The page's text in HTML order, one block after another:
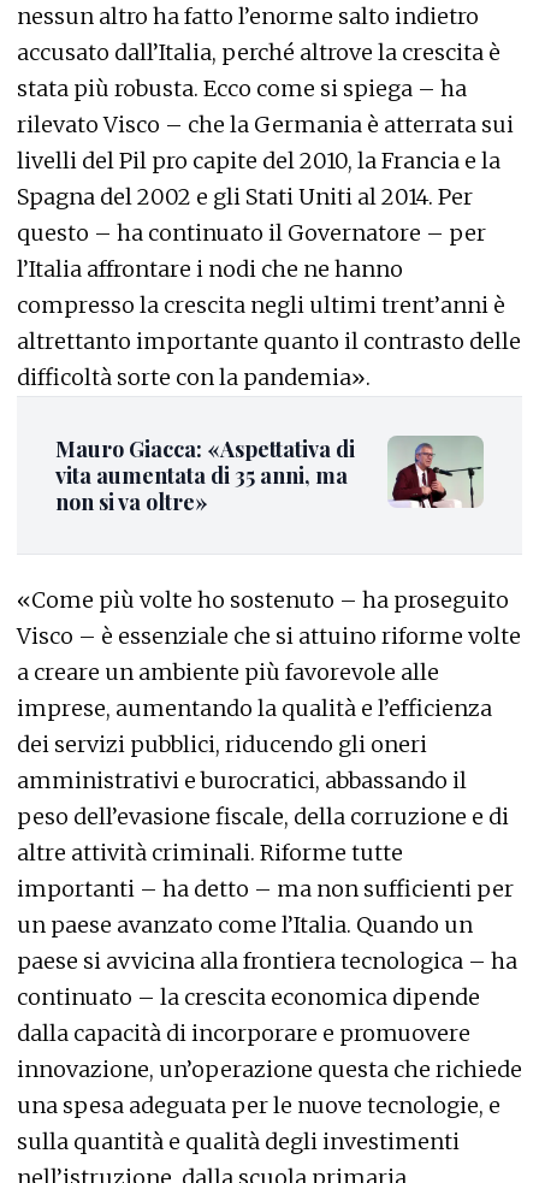
nessun altro ha fatto l’enorme salto indietro
accusato dall’Italia, perché altrove la crescita è
stata più robusta. Ecco come si spiega – ha
rilevato Visco – che la Germania è atterrata sui
livelli del Pil pro capite del 2010, la Francia e la
Spagna del 2002 e gli Stati Uniti al 2014. Per
questo – ha continuato il Governatore – per
l’Italia affrontare i nodi che ne hanno
compresso la crescita negli ultimi trent’anni è
altrettanto importante quanto il contrasto delle
difficoltà sorte con la pandemia».
Mauro Giacca: «Aspettativa di
vita aumentata di 35 anni, ma
non si va oltre»
«Come più volte ho sostenuto – ha proseguito
Visco – è essenziale che si attuino riforme volte
a creare un ambiente più favorevole alle
imprese, aumentando la qualità e l’efficienza
dei servizi pubblici, riducendo gli oneri
amministrativi e burocratici, abbassando il
peso dell’evasione fiscale, della corruzione e di
altre attività criminali. Riforme tutte
importanti – ha detto – ma non sufficienti per
un paese avanzato come l’Italia. Quando un
paese si avvicina alla frontiera tecnologica – ha
continuato – la crescita economica dipende
dalla capacità di incorporare e promuovere
innovazione, un’operazione questa che richiede
una spesa adeguata per le nuove tecnologie, e
sulla quantità e qualità degli investimenti
nell’istruzione, dalla scuola primaria